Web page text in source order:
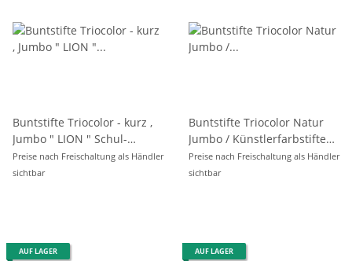
Buntstifte Triocolor - kurz ,
Jumbo " LION " Schul-
Farbstifte 4,2 mm Mine im
12er Pack
Preise nach Freischaltung als Händler
sichtbar
Buntstifte Triocolor Natur
Jumbo / Künstlerfarbstifte
24er Pack
Preise nach Freischaltung als Händler
sichtbar
AUF LAGER AUF LAGER